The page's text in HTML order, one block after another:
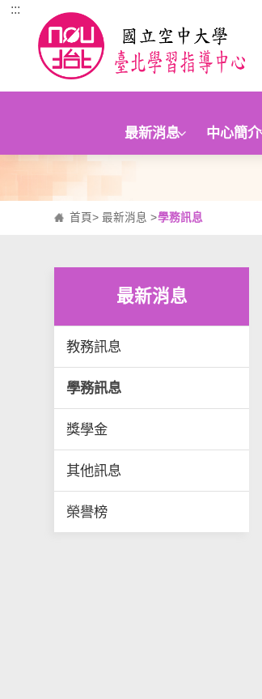
跳到主要內容區塊
:::
最新消息 中心簡介
首頁>最新消息 >學務訊息
最新消息
教務訊息
學務訊息
獎學金
其他訊息
榮譽榜